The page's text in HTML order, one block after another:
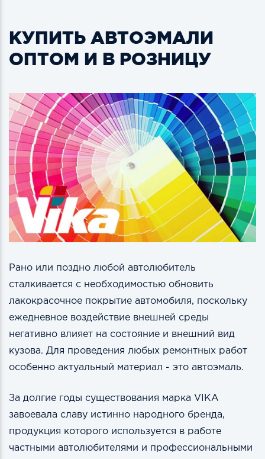
КУПИТЬ АВТОЭМАЛИ
ОПТОМ И В РОЗНИЦУ
Рано или поздно любой автолюбитель
сталкивается с необходимостью обновить
лакокрасочное покрытие автомобиля, поскольку
ежедневное воздействие внешней среды
негативно влияет на состояние и внешний вид
кузова. Для проведения любых ремонтных работ
особенно актуальный материал - это автоэмаль.
За долгие годы существования марка VIKA
завоевала славу истинно народного бренда,
продукция которого используется в работе
частными автолюбителями и профессиональными